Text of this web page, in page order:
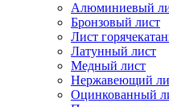
Алюминиевый
Бронзовый лист
Лист
Латунный лист
Медный лист
Нержавеющий
Оцинкованный